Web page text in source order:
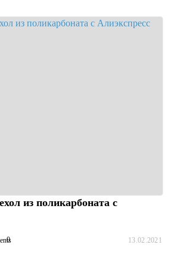
из поликарбоната с
0 13.02.2021